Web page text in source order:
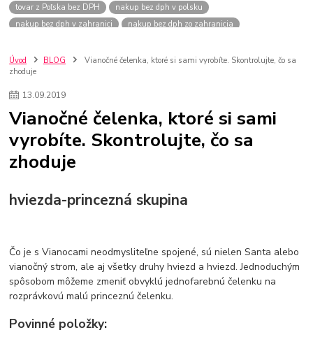
tovar z Poľska bez DPH
nakup bez dph v polsku
nakup bez dph v zahranici
nakup bez dph zo zahranicia
szco nakup bez dph
Smart hodinky pre deti
Vyberáme 11 najväčších plyšových hračiek
Plyšový macovia
Vianočný darček pre dievča do 20€
Darčeky pre dievčatá
Star Wars
Hry pre deti
Skladačky pre deti
Kedy by malo batoľa meniť posteľ?
Detské postele
L.O.L. Surprise bábiky
L.O.L. Surprise hračky
L.O.L. Surprise domčeky
L.O.L. Surprise postavičky
Úvod BLOG
Vianočné čelenka, ktoré si sami vyrobíte. Skontrolujte, čo sa
zhoduje
13.09.2019
Vianočné čelenka, ktoré si sami
vyrobíte. Skontrolujte, čo sa
zhoduje
hviezda-princezná skupina
Čo je s Vianocami neodmysliteľne spojené, sú nielen Santa alebo
vianočný strom, ale aj všetky druhy hviezd a hviezd. Jednoduchým
spôsobom môžeme zmeniť obvyklú jednofarebnú čelenku na
rozprávkovú malú princeznú čelenku.
Povinné položky: